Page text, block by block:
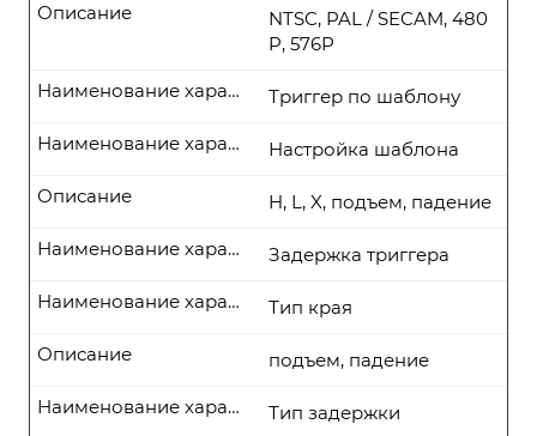
NTSC, PAL / SECAM, 480
P, 576P
Описание
Триггер по шаблону
Наименование характеристики
Настройка шаблона
Наименование характеристики
H, L, X, подъем, падение
Описание
Задержка триггера
Наименование характеристики
Тип края
Наименование характеристики
подъем, падение
Описание
Тип задержки
Наименование характеристики